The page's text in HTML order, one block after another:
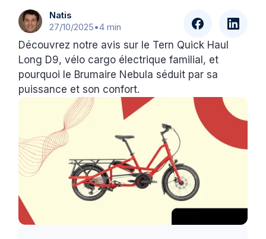
Natis
27/10/2025•4 min
Découvrez notre avis sur le Tern Quick Haul
Long D9, vélo cargo électrique familial, et
pourquoi le Brumaire Nebula séduit par sa
puissance et son confort.